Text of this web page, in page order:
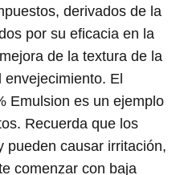
derivados de la
por su eficacia en la
de la textura de la
envejecimiento. El
Emulsion es un ejemplo
Recuerda que los
pueden causar irritación,
comenzar con baja